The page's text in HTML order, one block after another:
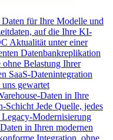
für Ihre Modelle und
auf die Ihre KI-
Aktualität unter einer
Datenbankreplikation
Belastung Ihrer
SaaS-Datenintegration
gewartet
Daten in Ihre
Schicht Jede Quelle, jedes
Legacy-Modernisierung
in Ihren modernen
Integration, ohne